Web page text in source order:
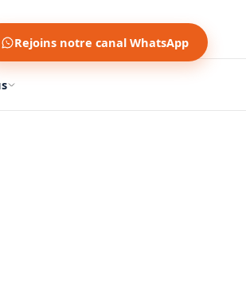
Rejoins notre canal WhatsApp